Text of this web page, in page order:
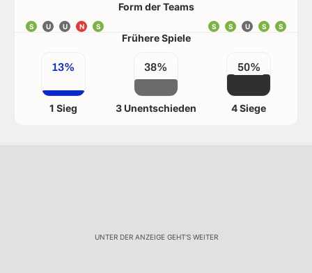
Form der Teams
S U U N S S
S
U
S
S
Frühere Spiele
13%
1 Sieg
38%
3 Unentschieden
50%
4 Siege
UNTER DER ANZEIGE GEHT'S WEITER